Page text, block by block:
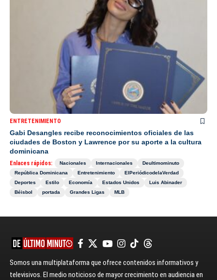
ENTRETENIMIENTO
Gabi Desangles recibe reconocimientos oficiales de las
ciudades de Boston y Lawrence por su aporte a la cultura
dominicana
Enlaces rápidos: Nacionales Internacionales
Deultimominuto
República Dominicana
Entretenimiento
ElPeriódicodelaVerdad
Deportes
Estilo Economía Estados Unidos
Luis Abinader
Béisbol
portada Grandes Ligas MLB
Somos una multiplataforma que ofrece contenidos informativos y
televisivos. El medio noticioso de mayor crecimiento en audiencia en